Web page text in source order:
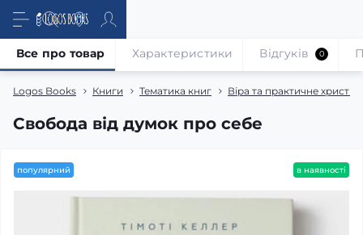
Logos Books Книги Тематика книг Віра та практичне
Свобода від думок про себе
Все про товар Характеристики Відгуків 0
популярний в наявності